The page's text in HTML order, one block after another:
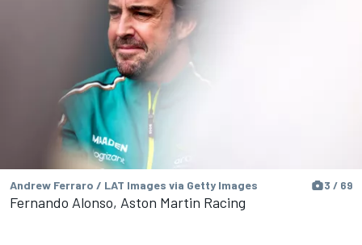
Andrew Ferraro / LAT Images via Getty Images 3 / 69
Fernando Alonso, Aston Martin Racing